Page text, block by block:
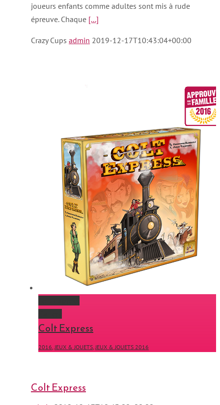
joueurs enfants comme adultes sont mis à rude
épreuve. Chaque [...]
Crazy Cups admin 2019-12-17T10:43:04+00:00
Colt Express
2016 JEUX & JOUETS JEUX & JOUETS 2016
Colt Express